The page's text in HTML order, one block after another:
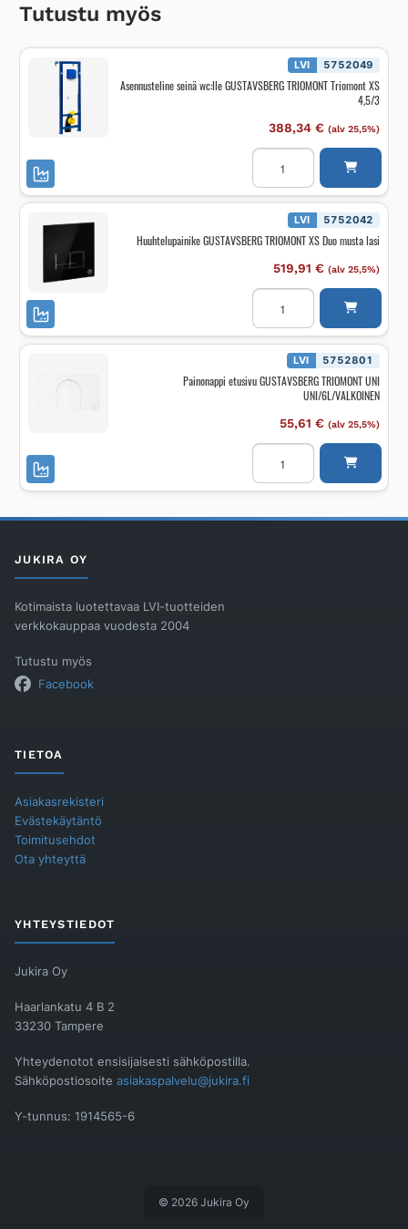
Tutustu myös
LVI 5752049
Asennusteline seinä wc:lle GUSTAVSBERG TRIOMONT Triomont XS
4,5/3
388,34 € (alv 25,5%)
Asennusteline
seinä
wc:lle
GUSTAVSBERG
TRIOMONT
Triomont
4,5/3
LVI 5752042
Huuhtelupainike GUSTAVSBERG TRIOMONT XS Duo musta lasi
519,91 € (alv 25,5%)
Huuhtelupainike
GUSTAVSBERG
TRIOMONT
XS
Duo
musta
määrä
LVI 5752801
Painonappi etusivu GUSTAVSBERG TRIOMONT UNI
UNI/6L/VALKOINEN
55,61 € (alv 25,5%)
Painonappi
etusivu
GUSTAVSBERG
TRIOMONT
määrä
JUKIRA OY
Kotimaista luotettavaa LVI-tuotteiden
verkkokauppaa vuodesta 2004
Tutustu myös
Facebook
TIETOA
Asiakasrekisteri
Evästekäytäntö
Toimitusehdot
Ota yhteyttä
YHTEYSTIEDOT
Jukira Oy
Haarlankatu 4 B 2
33230 Tampere
Yhteydenotot ensisijaisesti sähköpostilla.
Sähköpostiosoite asiakaspalvelu@jukira.fi
Y-tunnus: 1914565-6
© 2026 Jukira Oy